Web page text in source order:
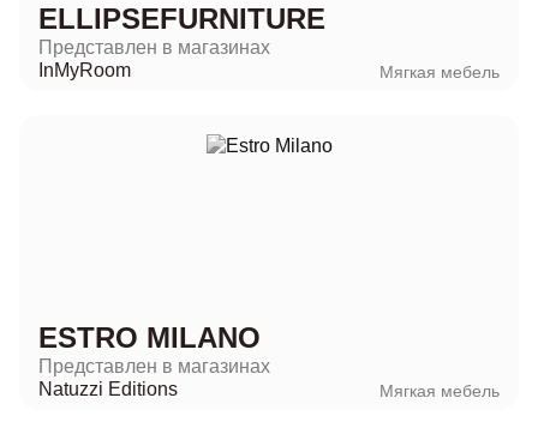
ELLIPSEFURNITURE
Представлен в магазинах
InMyRoom
Мягкая мебель
ESTRO MILANO
Представлен в магазинах
Natuzzi Editions
Мягкая мебель